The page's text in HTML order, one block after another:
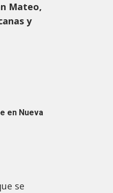
Mateo,
y
en Nueva
se